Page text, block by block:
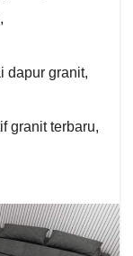
,
dapur granit,
granit terbaru,